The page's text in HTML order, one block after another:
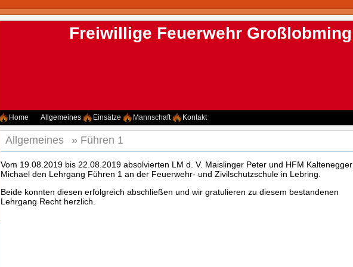
Freiwillige Feuerwehr Großlobming
Home Allgemeines Einsätze Mannschaft Kontakt
Allgemeines » Führen 1
Vom 19.08.2019 bis 22.08.2019 absolvierten LM d. V. Maislinger Peter und HFM Kaltenegger
Michael den Lehrgang Führen 1 an der Feuerwehr- und Zivilschutzschule in Lebring.
Beide konnten diesen erfolgreich abschließen und wir gratulieren zu diesem bestandenen
Lehrgang Recht herzlich.